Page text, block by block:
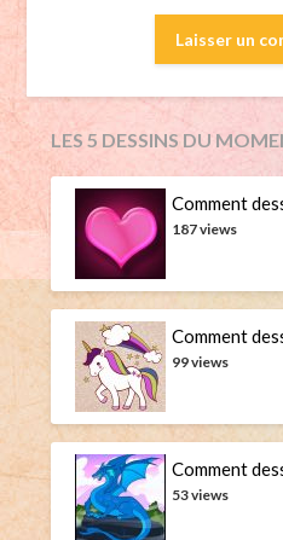
LES 5 DESSINS DU
Comment
187 views
Comment
99 views
Comment
53 views